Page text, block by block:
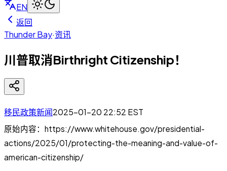
EN
返回
Thunder Bay·资讯
川普取消Birthright Citizenship！
移民政策新闻2025-01-20 22:52 EST
原始内容：https://www.whitehouse.gov/presidential-
actions/2025/01/protecting-the-meaning-and-value-of-
american-citizenship/